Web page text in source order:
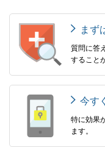
まず
質問に答
すること
今す
特に効果
ます。